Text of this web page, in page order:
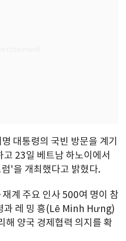
대통령의 국빈 방문을 계기
23일 베트남 하노이에서
'을 개최했다고 밝혔다.
계 주요 인사 500여 명이 참
과 레 밍 흥(Lê Minh Hưng)
해 양국 경제협력 의지를 확